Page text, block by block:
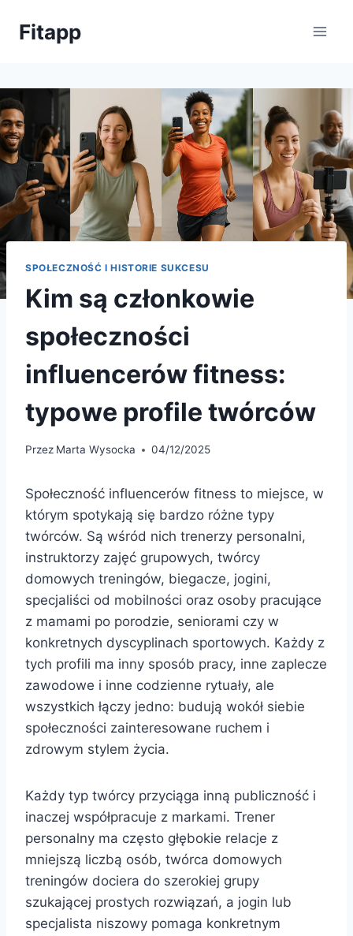
Fitapp
SPOŁECZNOŚĆ I HISTORIE SUKCESU
Kim są członkowie
społeczności
influencerów fitness:
typowe profile twórców
Przez Marta Wysocka 04/12/2025
Społeczność influencerów fitness to miejsce, w
którym spotykają się bardzo różne typy
twórców. Są wśród nich trenerzy personalni,
instruktorzy zajęć grupowych, twórcy
domowych treningów, biegacze, jogini,
specjaliści od mobilności oraz osoby pracujące
z mamami po porodzie, seniorami czy w
konkretnych dyscyplinach sportowych. Każdy z
tych profili ma inny sposób pracy, inne zaplecze
zawodowe i inne codzienne rytuały, ale
wszystkich łączy jedno: budują wokół siebie
społeczności zainteresowane ruchem i
zdrowym stylem życia.
Każdy typ twórcy przyciąga inną publiczność i
inaczej współpracuje z markami. Trener
personalny ma często głębokie relacje z
mniejszą liczbą osób, twórca domowych
treningów dociera do szerokiej grupy
szukającej prostych rozwiązań, a jogin lub
specjalista niszowy pomaga konkretnym